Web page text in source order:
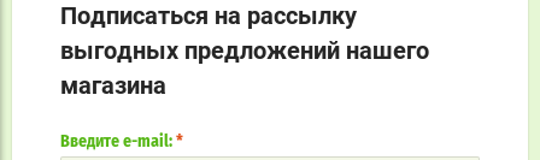
Подписаться на рассылку
выгодных предложений нашего
магазина
Введите e-mail: *